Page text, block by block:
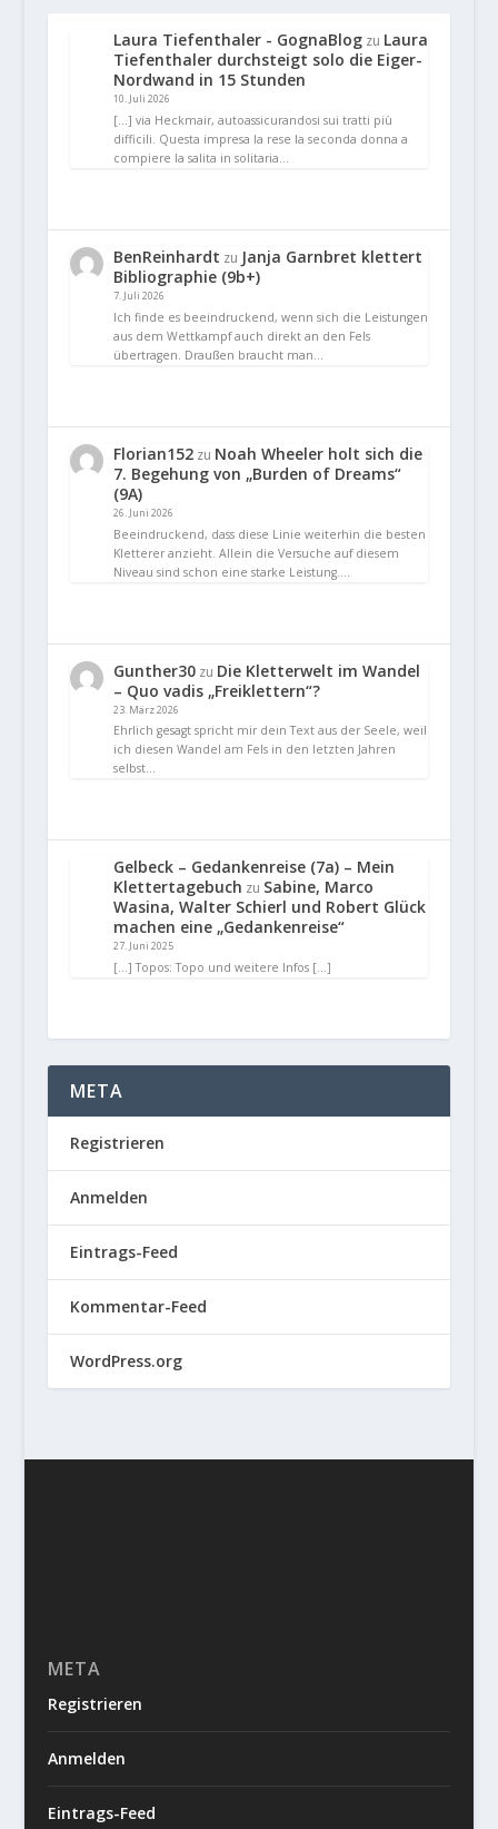
Laura Tiefenthaler - GognaBlogzu Laura
Tiefenthaler durchsteigt solo die Eiger-
Nordwand in 15 Stunden
10. Juli 2026
[…] via Heckmair, autoassicurandosi sui tratti più
difficili. Questa impresa la rese la seconda donna a
compiere la salita in solitaria…
BenReinhardt zu Janja Garnbret klettert
Bibliographie (9b+)
7. Juli 2026
Ich finde es beeindruckend, wenn sich die Leistungen
aus dem Wettkampf auch direkt an den Fels
übertragen. Draußen braucht man…
Florian152zu Noah Wheeler holt sich die
7. Begehung von „Burden of Dreams“
(9A)
26. Juni 2026
Beeindruckend, dass diese Linie weiterhin die besten
Kletterer anzieht. Allein die Versuche auf diesem
Niveau sind schon eine starke Leistung.…
Gunther30zu Die Kletterwelt im Wandel
– Quo vadis „Freiklettern“?
23. März 2026
Ehrlich gesagt spricht mir dein Text aus der Seele, weil
ich diesen Wandel am Fels in den letzten Jahren
selbst…
Gelbeck – Gedankenreise (7a) – Mein
Klettertagebuch zu Sabine, Marco
Wasina, Walter Schierl und Robert Glück
machen eine „Gedankenreise“
27. Juni 2025
[…] Topos: Topo und weitere Infos […]
META
Registrieren
Anmelden
Eintrags-Feed
Kommentar-Feed
WordPress.org
META
Registrieren
Anmelden
Eintrags-Feed